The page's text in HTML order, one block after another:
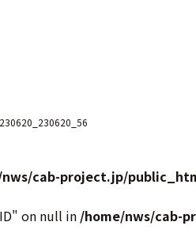
cab-project.jp/
on null in /home/nws/cab-